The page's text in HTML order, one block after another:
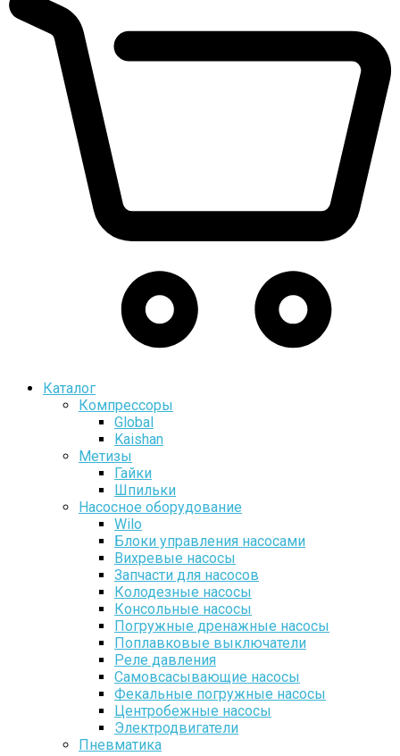
Каталог
Компрессоры
Global
Kaishan
Метизы
Гайки
Шпильки
Насосное оборудование
Wilo
Блоки управления насосами
Вихревые насосы
Запчасти для насосов
Колодезные насосы
Консольные насосы
Погружные дренажные насосы
Поплавковые выключатели
Реле давления
Самовсасывающие насосы
Фекальные погружные насосы
Центробежные насосы
Электродвигатели
Пневматика